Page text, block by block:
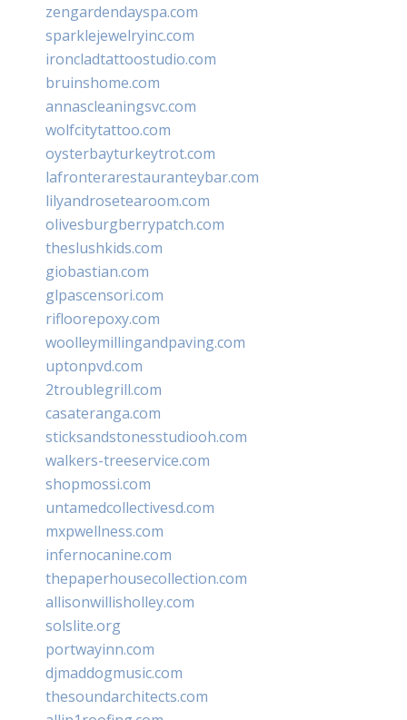
zengardendayspa.com
sparklejewelryinc.com
ironcladtattoostudio.com
bruinshome.com
annascleaningsvc.com
wolfcitytattoo.com
oysterbayturkeytrot.com
lafronterarestauranteybar.com
lilyandrosetearoom.com
olivesburgberrypatch.com
theslushkids.com
giobastian.com
glpascensori.com
rifloorepoxy.com
woolleymillingandpaving.com
uptonpvd.com
2troublegrill.com
casateranga.com
sticksandstonesstudiooh.com
walkers-treeservice.com
shopmossi.com
untamedcollectivesd.com
mxpwellness.com
infernocanine.com
thepaperhousecollection.com
allisonwillisholley.com
solslite.org
portwayinn.com
djmaddogmusic.com
thesoundarchitects.com